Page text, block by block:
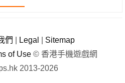
們 Legal
Sitemap
of Use © 香港手機遊戲網
2013-2026